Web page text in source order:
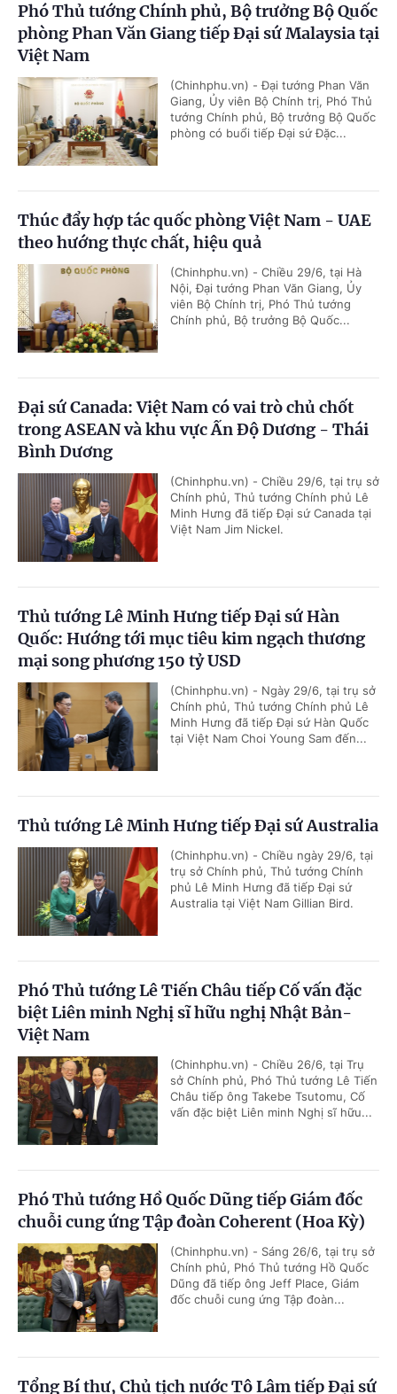
Phó Thủ tướng Chính phủ, Bộ trưởng Bộ Quốc
phòng Phan Văn Giang tiếp Đại sứ Malaysia tại
Việt Nam
(Chinhphu.vn) - Đại tướng Phan Văn
Giang, Ủy viên Bộ Chính trị, Phó Thủ
tướng Chính phủ, Bộ trưởng Bộ Quốc
phòng có buổi tiếp Đại sứ Đặc...
Thúc đẩy hợp tác quốc phòng Việt Nam - UAE
theo hướng thực chất, hiệu quả
(Chinhphu.vn) - Chiều 29/6, tại Hà
Nội, Đại tướng Phan Văn Giang, Ủy
viên Bộ Chính trị, Phó Thủ tướng
Chính phủ, Bộ trưởng Bộ Quốc...
Đại sứ Canada: Việt Nam có vai trò chủ chốt
trong ASEAN và khu vực Ấn Độ Dương - Thái
Bình Dương
(Chinhphu.vn) - Chiều 29/6, tại trụ sở
Chính phủ, Thủ tướng Chính phủ Lê
Minh Hưng đã tiếp Đại sứ Canada tại
Việt Nam Jim Nickel.
Thủ tướng Lê Minh Hưng tiếp Đại sứ Hàn
Quốc: Hướng tới mục tiêu kim ngạch thương
mại song phương 150 tỷ USD
(Chinhphu.vn) - Ngày 29/6, tại trụ sở
Chính phủ, Thủ tướng Chính phủ Lê
Minh Hưng đã tiếp Đại sứ Hàn Quốc
tại Việt Nam Choi Young Sam đến...
Thủ tướng Lê Minh Hưng tiếp Đại sứ Australia
(Chinhphu.vn) - Chiều ngày 29/6, tại
trụ sở Chính phủ, Thủ tướng Chính
phủ Lê Minh Hưng đã tiếp Đại sứ
Australia tại Việt Nam Gillian Bird.
Phó Thủ tướng Lê Tiến Châu tiếp Cố vấn đặc
biệt Liên minh Nghị sĩ hữu nghị Nhật Bản-
Việt Nam
(Chinhphu.vn) - Chiều 26/6, tại Trụ
sở Chính phủ, Phó Thủ tướng Lê Tiến
Châu tiếp ông Takebe Tsutomu, Cố
vấn đặc biệt Liên minh Nghị sĩ hữu...
Phó Thủ tướng Hồ Quốc Dũng tiếp Giám đốc
chuỗi cung ứng Tập đoàn Coherent (Hoa Kỳ)
(Chinhphu.vn) - Sáng 26/6, tại trụ sở
Chính phủ, Phó Thủ tướng Hồ Quốc
Dũng đã tiếp ông Jeff Place, Giám
đốc chuỗi cung ứng Tập đoàn...
Tổng Bí thư, Chủ tịch nước Tô Lâm tiếp Đại sứ